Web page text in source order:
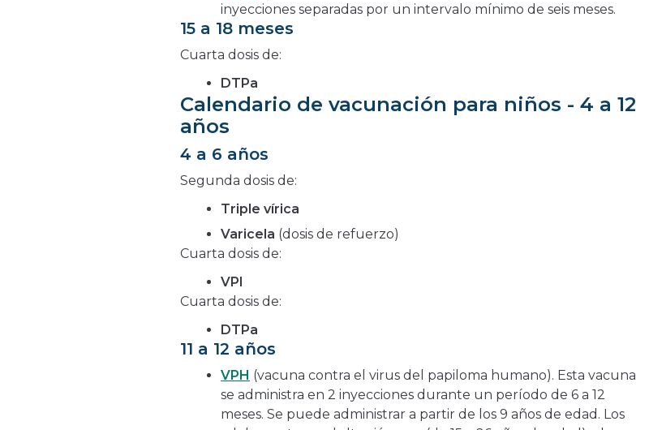
inyecciones separadas por un intervalo mínimo de seis meses.
15 a 18 meses
Cuarta dosis de:
DTPa
Calendario de vacunación para niños - 4 a 12
años
4 a 6 años
Segunda dosis de:
Triple vírica
Varicela (dosis de refuerzo)
Cuarta dosis de:
VPI
Cuarta dosis de:
DTPa
11 a 12 años
VPH (vacuna contra el virus del papiloma humano). Esta vacuna
se administra en 2 inyecciones durante un período de 6 a 12
meses. Se puede administrar a partir de los 9 años de edad. Los